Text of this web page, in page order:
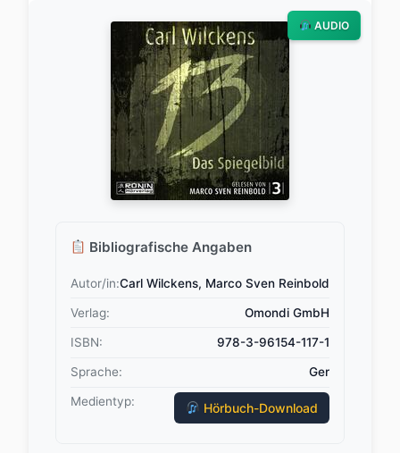
Bibliografische Angaben
Autor/in:Carl Wilckens, Marco Sven Reinbold
Verlag: Omondi GmbH
ISBN: 978-3-96154-117-1
Sprache: Ger
Medientyp: Hörbuch-Download
AUDIO